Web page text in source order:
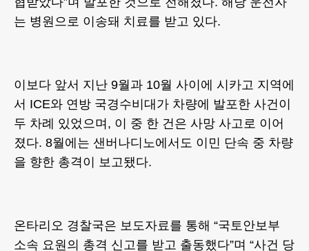
는 병원으로 이송돼 치료를 받고 있다.
이보다 앞서 지난 9월과 10월 사이에 시카고 지역에
서 ICE와 연방 국경수비대가 차량에 발포한 사건이
두 차례 있었으며, 이 중 한 건은 사망 사고로 이어
졌다. 8월에는 샌버나디노에서도 이민 단속 중 차량
을 향한 총격이 보고됐다.
온타리오 경찰국은 보도자료를 통해 “국토안보부
소속 요원의 총격 신고를 받고 출동했다”며 “사건 당